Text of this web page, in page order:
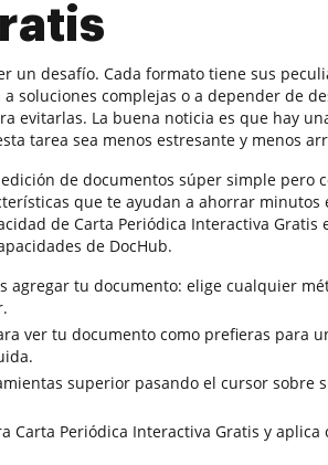
un desafío. Cada formato tiene sus
soluciones complejas o a depender de
evitarlas. La buena noticia es que hay
tarea sea menos estresante y menos
de documentos súper simple pero
que te ayudan a ahorrar minutos
de Carta Periódica Interactiva Gratis
de DocHub.
agregar tu documento: elige cualquier
ver tu documento como prefieras para
superior pasando el cursor sobre
Carta Periódica Interactiva Gratis y aplica